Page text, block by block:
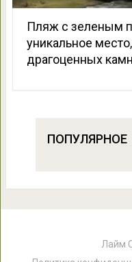
Пляж с зеленым
уникальное
драгоценных
ПОПУЛЯРНОЕ
Лайм